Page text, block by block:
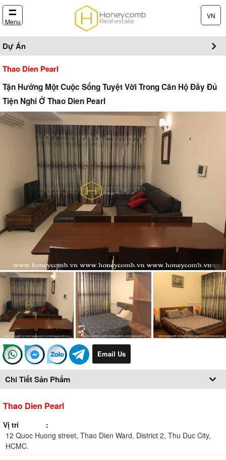
Menu
VN
Dự Án
Thao Dien Pearl
Tận Hưởng Một Cuộc Sống Tuyệt Vời Trong Căn Hộ Đầy Đủ
Tiện Nghi Ở Thao Dien Pearl
Email Us
Chi Tiết Sản Phẩm
Thao Dien Pearl
Vị trí
12 Quoc Huong street, Thao Dien Ward, District 2, Thu Duc City,
HCMC.